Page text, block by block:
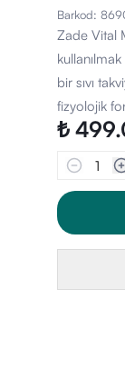
Barkod:
Zade Vital
bir sıvı
fizyolojik
₺
1